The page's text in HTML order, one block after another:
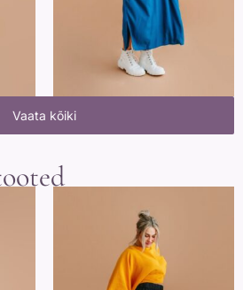
Vaata kõiki